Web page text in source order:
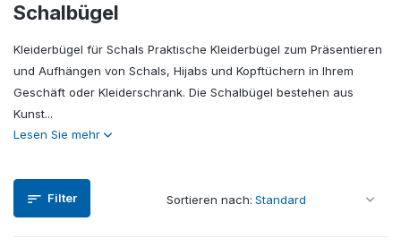
Schalbügel
Kleiderbügel für Schals Praktische Kleiderbügel zum Präsentieren
und Aufhängen von Schals, Hijabs und Kopftüchern in Ihrem
Geschäft oder Kleiderschrank. Die Schalbügel bestehen aus
Kunst...
Lesen Sie mehr
Filter Sortieren nach: